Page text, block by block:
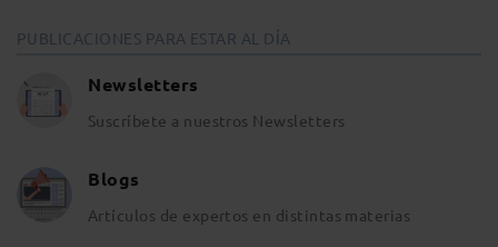
PUBLICACIONES PARA ESTAR AL DÍA
Newsletters
Suscríbete a nuestros Newsletters
Blogs
Artículos de expertos en distintas materias